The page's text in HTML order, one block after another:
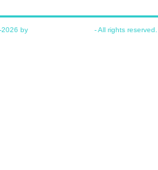
2026 by - All rights reserved.